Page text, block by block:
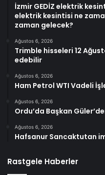
İzmir GEDİZ elektrik
elektrik kesintisi ne
zaman gelecek?
Ağustos 6, 2026
Trimble hisseleri 12
edebilir
Ağustos 6, 2026
Ham Petrol WTI Vadeli
Ağustos 6, 2026
Ordu’da Başkan
Ağustos 6, 2026
Hafsanur Sancaktutan
Rastgele Haberler